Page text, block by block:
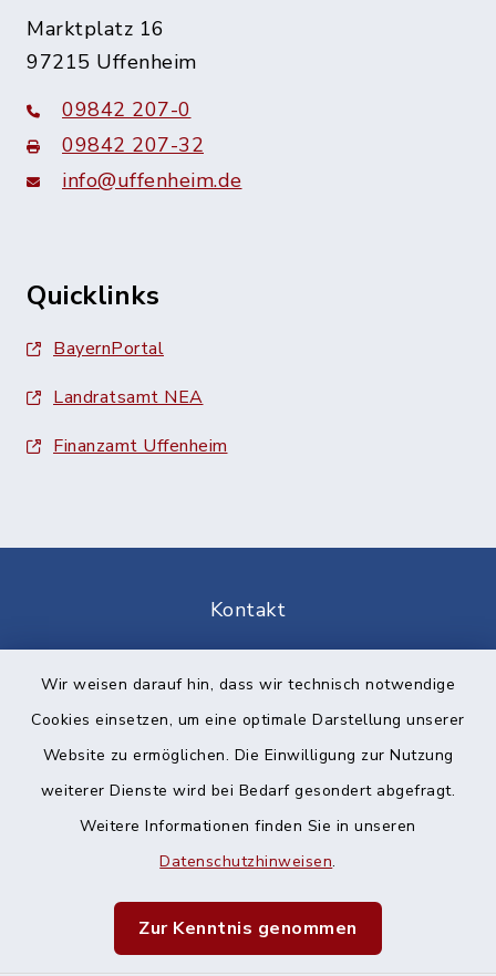
Wir weisen darauf hin, dass wir technisch notwendige
Cookies einsetzen, um eine optimale Darstellung unserer
Website zu ermöglichen. Die Einwilligung zur Nutzung
weiterer Dienste wird bei Bedarf gesondert abgefragt.
Weitere Informationen finden Sie in unseren
Datenschutzhinweisen.
Zur Kenntnis genommen
Marktplatz 16
97215 Uffenheim
09842 207-0
09842 207-32
info@uffenheim.de
Quicklinks
BayernPortal
Landratsamt NEA
Finanzamt Uffenheim
Kontakt
Datenschutz
Impressum
Sitemap
Cookie-Einstellungen